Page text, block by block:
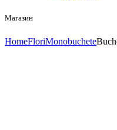
Магазин
HomeFloriMonobuchete